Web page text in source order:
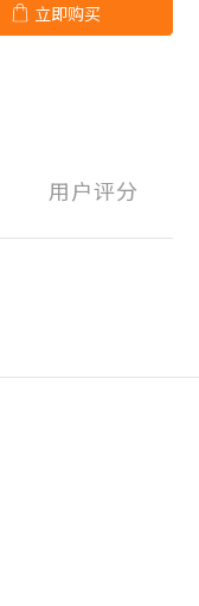
立即购买
用户评分